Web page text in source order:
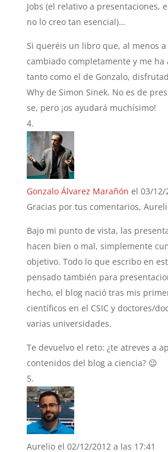
Jobs (el relativo a presentaciones,
no lo creo tan esencial)…
Si queréis un libro que, al menos
cambiado completamente y me ha
tanto como el de Gonzalo,
Why de Simon Sinek. No es de
se, pero ¡os ayudará muchísimo!
Gonzalo Álvarez Marañón el 03/12/
Gracias por tus comentarios,
Bajo mi punto de vista, las
hacen bien o mal, simplemente
objetivo. Todo lo que escribo en
pensado también para
hecho, el blog nació tras mis
científicos en el CSIC y doctores/
varias universidades.
Te devuelvo el reto: ¿te atreves a
contenidos del blog a ciencia? 😉
Aurelio el 02/12/2012 a las 17:41